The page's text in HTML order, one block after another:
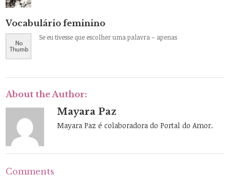
Vocabulário feminino
Se eu tivesse que escolher uma palavra – apenas
About the Author:
Mayara Paz
Mayara Paz é colaboradora do Portal do Amor.
Comments